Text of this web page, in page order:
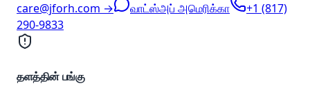
care@jforh.com → வாட்ஸ்அப் அமெரிக்கா
+1 (817)
290-9833
தளத்தின் பங்கு